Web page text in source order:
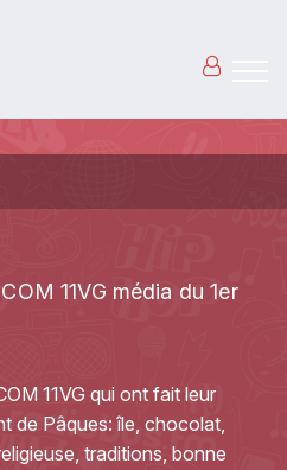
11VG média du 1er
11VG qui ont fait leur
de Pâques: île, chocolat,
traditions, bonne